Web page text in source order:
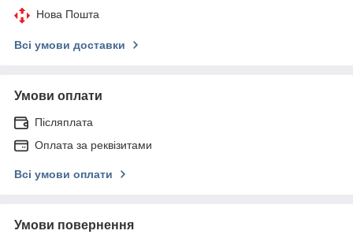
Нова Пошта
Всі умови доставки
Умови оплати
Післяплата
Оплата за реквізитами
Всі умови оплати
Умови повернення